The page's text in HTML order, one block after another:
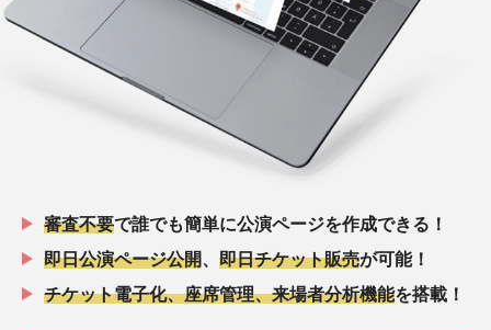
審査不要で誰でも簡単に公演ページを作成できる！
即日公演ページ公開
即日チケット販売が可能！
チケット電子化、座席管理、来場者分析機能を搭載！